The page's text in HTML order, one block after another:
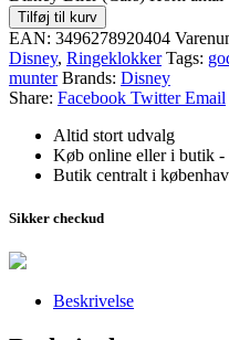
Tilføj til kurv
EAN: 3496278920404
Disney, Ringeklokker Tags:
munter Brands: Disney
Share: Facebook Twitter Email
Altid stort udvalg
Køb online eller i butik -
Butik centralt i
Sikker checkud
Beskrivelse